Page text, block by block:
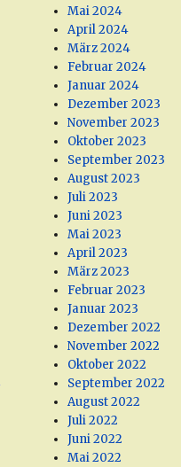
Mai 2024
April 2024
März 2024
Februar 2024
Januar 2024
Dezember 2023
November 2023
Oktober 2023
September 2023
August 2023
Juli 2023
Juni 2023
Mai 2023
April 2023
März 2023
Februar 2023
Januar 2023
Dezember 2022
November 2022
Oktober 2022
September 2022
August 2022
Juli 2022
Juni 2022
Mai 2022